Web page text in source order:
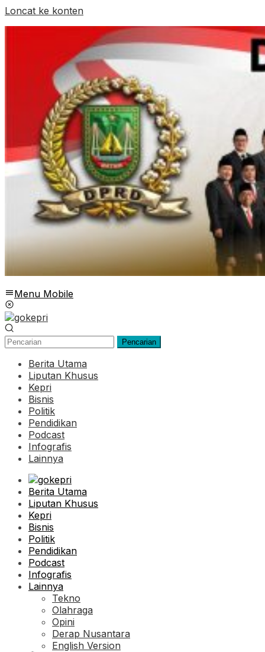
Loncat ke konten
Menu Mobile
Pencarian
Berita Utama
Liputan Khusus
Kepri
Bisnis
Politik
Pendidikan
Podcast
Infografis
Lainnya
Berita Utama
Liputan Khusus
Kepri
Bisnis
Politik
Pendidikan
Podcast
Infografis
Lainnya
Tekno
Olahraga
Opini
Derap Nusantara
English Version